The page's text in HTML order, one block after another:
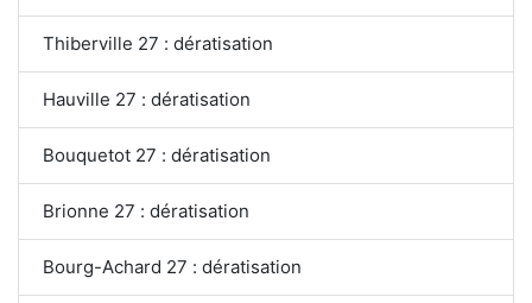
Thiberville 27 : dératisation
Hauville 27 : dératisation
Bouquetot 27 : dératisation
Brionne 27 : dératisation
Bourg-Achard 27 : dératisation